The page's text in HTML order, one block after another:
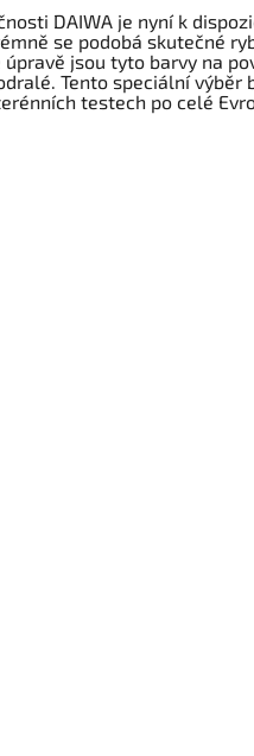
DAIWA je nyní k
se podobá skutečné
jsou tyto barvy na
Tento speciální výběr
testech po celé